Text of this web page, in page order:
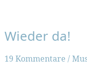
Wieder da!
19 Kommentare /